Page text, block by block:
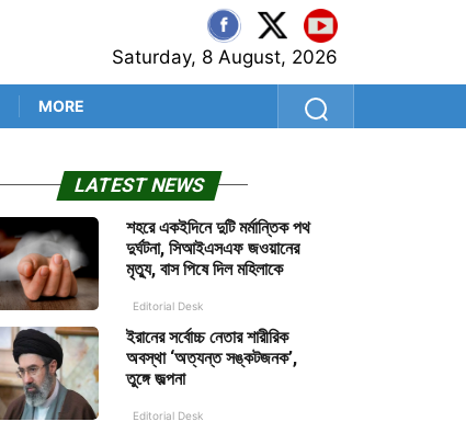
Saturday, 8 August, 2026
MORE
LATEST NEWS
শহরে একইদিনে দুটি মর্মান্তিক পথ
দুর্ঘটনা, সিআইএসএফ জওয়ানের
মৃত্যু, বাস পিষে দিল মহিলাকে
Editorial Desk
ইরানের সর্বোচ্চ নেতার শারীরিক
অবস্থা ‘অত্যন্ত সঙ্কটজনক’,
তুঙ্গে জল্পনা
Editorial Desk